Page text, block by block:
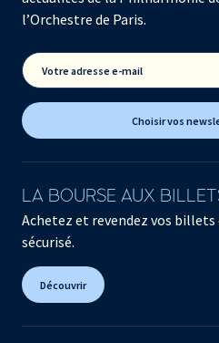
l’Orchestre de Paris.
Votre adresse e-mail
Choisir vos
LA BOURSE AUX
Achetez et revendez vos billets
sécurisé.
Découvrir